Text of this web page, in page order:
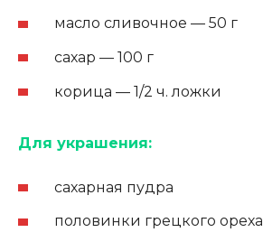
масло сливочное — 50 г
сахар — 100 г
корица — 1/2 ч. ложки
Для украшения:
сахарная пудра
половинки грецкого ореха